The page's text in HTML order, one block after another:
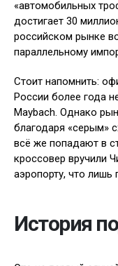
«автомобильных
достигает 30
российском рынке
параллельному
Стоит напомнить:
России более года
Maybach. Однако
благодаря «серым»
всё же попадают в
кроссовер вручили
аэропорту, что
История